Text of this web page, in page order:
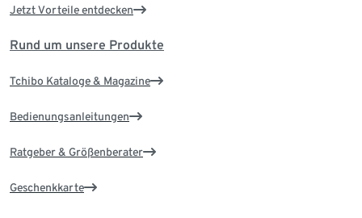
Jetzt Vorteile entdecken
Rund um unsere Produkte
Tchibo Kataloge & Magazine
Bedienungsanleitungen
Ratgeber & Größenberater
Geschenkkarte